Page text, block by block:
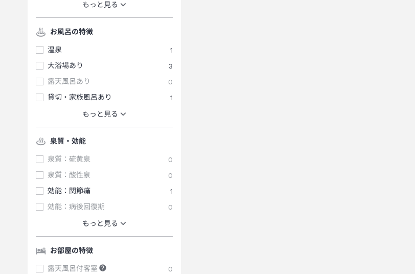
もっと見る
お風呂の特徴
温泉
1
大浴場あり
3
露天風呂あり
0
貸切・家族風呂あり
1
もっと見る
泉質・効能
泉質：硫黄泉
0
泉質：酸性泉
0
効能：関節痛
1
効能：病後回復期
0
もっと見る
お部屋の特徴
露天風呂付客室 0